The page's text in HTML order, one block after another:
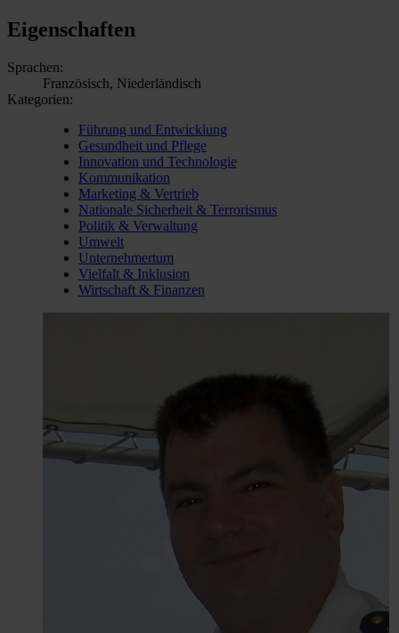
Eigenschaften
Sprachen:
Französisch, Niederländisch
Kategorien:
Führung und Entwicklung
Gesundheit und Pflege
Innovation und Technologie
Kommunikation
Marketing & Vertrieb
Nationale Sicherheit & Terrorismus
Politik & Verwaltung
Umwelt
Unternehmertum
Vielfalt & Inklusion
Wirtschaft & Finanzen